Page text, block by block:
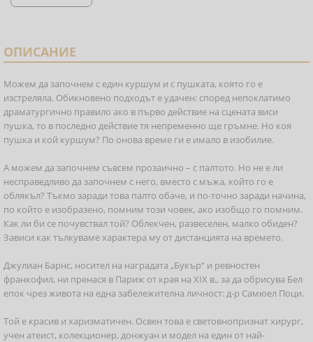
ОПИСАНИЕ
Можем да започнем с един куршум и с пушката, която го е
изстреляла. Обикновено подходът е удачен: според непоклатимо
драматургично правило ако в първо действие на сцената виси
пушка, то в последно действие тя непременно ще гръмне. Но коя
пушка и кой куршум? По онова време ги е имало в изобилие.
А можем да започнем съвсем прозаично – с палтото. Но не е ли
несправедливо да започнем с него, вместо с мъжа, който го е
облякъл? Тъкмо заради това палто обаче, и по-точно заради начина,
по който е изобразено, помним този човек, ако изобщо го помним.
Как ли би се почувствал той? Облекчен, развеселен, малко обиден?
Зависи как тълкуваме характера му от дистанцията на времето.
Джулиан Барнс, носител на наградата „Букър“ и ревностен
франкофил, ни пренася в Париж от края на XIX в., за да обрисува Бел
епок чрез живота на една забележителна личност: д-р Самюел Поци.
Той е красив и харизматичен. Освен това е световнопризнат хирург,
учен атеист, колекционер, донжуан и модел на един от най-